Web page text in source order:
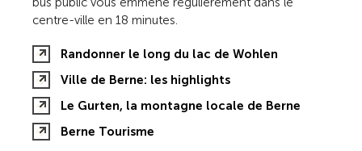
centre-ville en 18 minutes.
Randonner le long du lac de Wohlen
Ville de Berne: les highlights
Le Gurten, la montagne locale de Berne
Berne Tourisme